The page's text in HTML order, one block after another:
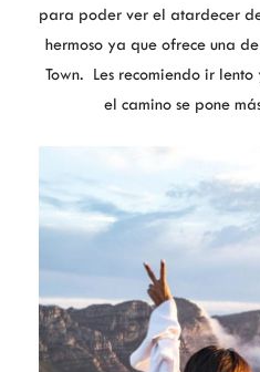
para poder ver el atardecer
hermoso ya que ofrece una
Town. Les recomiendo ir
el camino se pone